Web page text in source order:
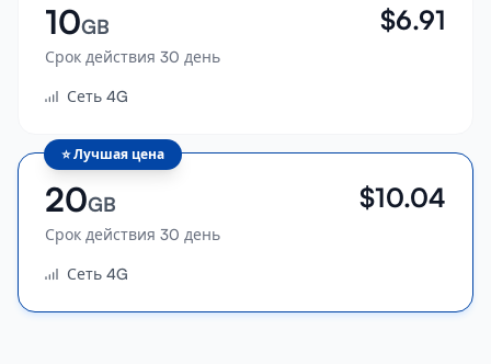
10GB
Срок действия 30 день
$6.91
Сеть 4G
⭐Лучшая цена
20GB
Срок действия 30 день
$10.04
Сеть 4G